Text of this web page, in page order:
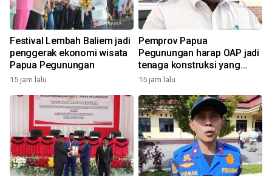
Festival Lembah Baliem jadi
penggerak ekonomi wisata
Papua Pegunungan
15 jam lalu
Pemprov Papua
Pegunungan harap OAP jadi
tenaga konstruksi yang
andal
15 jam lalu